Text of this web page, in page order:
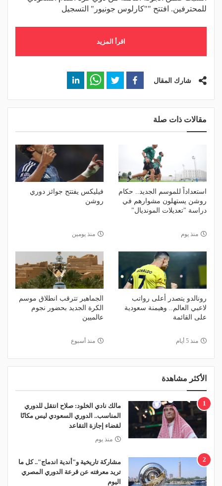
للمحترفين. افتتح ""كارلوس جونيور" التسجيل
اقرأ المزيد
شارك المقال
مقالات ذات صلة
استعداداً للموسم الجديد.. حكام
روشن يستهلون مشوارهم في
دراسة "تعديلات المونديال"
منذ يوم
فيليكس يفتتح جوائز دوري
روشن
منذ يومين
رونالدو يتصدر أعلى رواتب
لاعبي العالم.. وهيمنة سعودية
على القائمة
منذ 5 أيام
الجماهير تترقب انطلاق موسم
الكرة الجديد بحضور نجوم
عالميين
منذ أسبوع
الأكثر مشاهدة
1
مالك نادي الخلود: صلاح انتقل للدوري
المناسب.. الدوري السعودي ليس مكانًا
لقضاء إجازة التقاعد
منذ يوم
2
مشاركة تاريخية و"أندية اندماج".. كل ما
تريد معرفته عن قرعة الدوري المصري
اليوم